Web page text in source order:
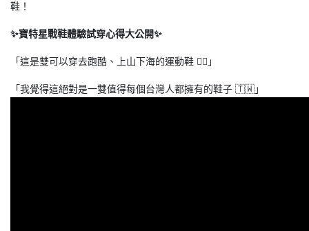
鞋！
✨寶特星戰鞋體驗試穿心得大公開✨
「這是雙可以穿去跑酷、上山下海的運動鞋 🏃‍♀️」
「我覺得這絕對是一雙值得每個台灣人都擁有的鞋子 🇹🇼」